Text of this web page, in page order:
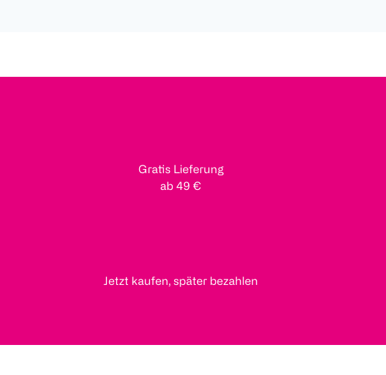
Gratis Lieferung
ab 49 €
Jetzt kaufen, später bezahlen